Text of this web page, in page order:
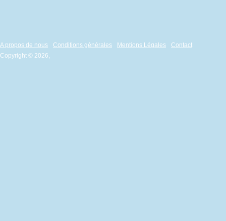
A propos de nous Conditions générales Mentions Légales
Contact
Copyright © 2026,